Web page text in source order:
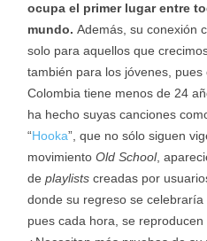
ocupa el primer lugar entre
mundo. Además, su conexión
solo para aquellos que
también para los jóvenes,
Colombia tiene menos de 24
ha hecho suyas canciones
“Hooka”, que no sólo siguen
movimiento Old School,
de playlists creadas por
donde su regreso se
pues cada hora, se